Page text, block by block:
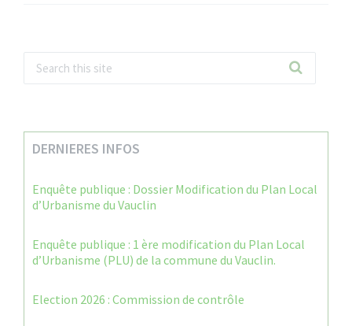
DERNIERES INFOS
Enquête publique : Dossier Modification du Plan Local
d’Urbanisme du Vauclin
Enquête publique : 1 ère modification du Plan Local
d’Urbanisme (PLU) de la commune du Vauclin.
Election 2026 : Commission de contrôle